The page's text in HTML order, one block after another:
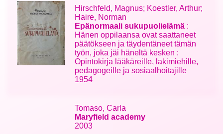
Hirschfeld, Magnus; Koestler, Arthur;
Haire, Norman
Epänormaali sukupuolielämä :
Hänen oppilaansa ovat saattaneet
päätökseen ja täydentäneet tämän
työn, joka jäi häneltä kesken :
Opintokirja lääkäreille, lakimiehille,
pedagogeille ja sosiaalhoitajille
1954
Tomaso, Carla
Maryfield academy
2003